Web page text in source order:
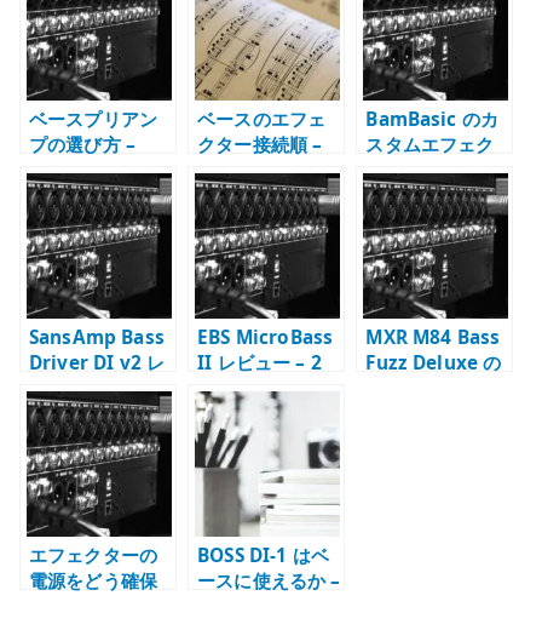
r
ベースプリアン
プの選び方 –
DI、EQ、歪み、
アンプシミュレ
ーションを分け
る
ベースのエフェ
クター接続順 –
順番を変えると
何が変わるか
BamBasic のカ
スタムエフェク
ター – 既製品で
はなく自分の音
に合わせる機材
選び
SansAmp Bass
Driver DI v2 レ
ビュー –
Blend、Mid
Shift、3 系統出
力の使い方
EBS MicroBass
II レビュー – 2
チャンネル、
DI、ヘッドフォ
ンを一台にまと
める
MXR M84 Bass
Fuzz Deluxe の
エフェクターの
電源をどう確保
BOSS DI-1 はベ
ースに使えるか –